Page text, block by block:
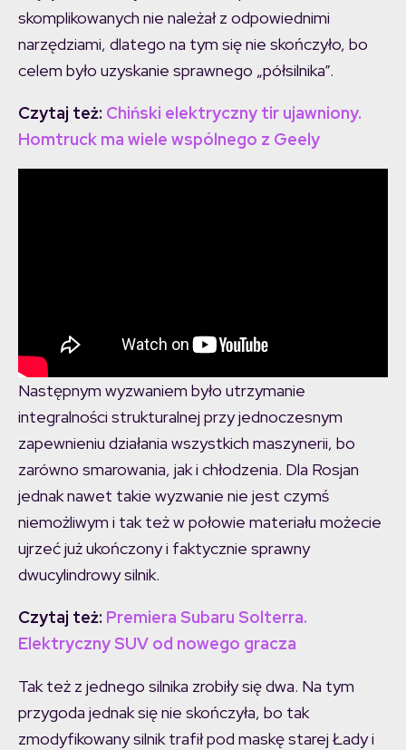
skomplikowanych nie należał z odpowiednimi
narzędziami, dlatego na tym się nie skończyło, bo
celem było uzyskanie sprawnego „półsilnika”.
Czytaj też: Chiński elektryczny tir ujawniony.
Homtruck ma wiele wspólnego z Geely
Następnym wyzwaniem było utrzymanie
integralności strukturalnej przy jednoczesnym
zapewnieniu działania wszystkich maszynerii, bo
zarówno smarowania, jak i chłodzenia. Dla Rosjan
jednak nawet takie wyzwanie nie jest czymś
niemożliwym i tak też w połowie materiału możecie
ujrzeć już ukończony i faktycznie sprawny
dwucylindrowy silnik.
Czytaj też: Premiera Subaru Solterra.
Elektryczny SUV od nowego gracza
Tak też z jednego silnika zrobiły się dwa. Na tym
przygoda jednak się nie skończyła, bo tak
zmodyfikowany silnik trafił pod maskę starej Łady i